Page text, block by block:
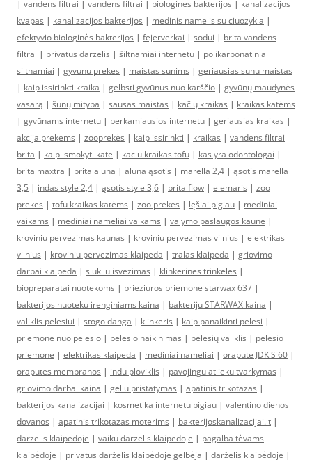
| vandens filtrai | vandens filtrai | biologinės bakterijos | kanalizacijos
kvapas | kanalizacijos bakterijos | medinis namelis su ciuozykla |
efektyvio biologinės bakterijos | fejerverkai | sodui | brita vandens
filtrai | privatus darzelis | šiltnamiai internetu | polikarbonatiniai
siltnamiai | gyvunu prekes | maistas sunims | geriausias sunu maistas
| kaip issirinkti kraika | gelbsti gyvūnus nuo karščio | gyvūnų maudynės
vasarą | šunų mityba | sausas maistas | kačių kraikas | kraikas katėms
| gyvūnams internetu | perkamiausios internetu | geriausias kraikas |
akcija prekems | zooprekės | kaip issirinkti | kraikas | vandens filtrai
brita | kaip ismokyti kate | kaciu kraikas tofu | kas yra odontologai |
brita maxtra | brita aluna | aluna ąsotis | marella 2,4 | ąsotis marella
3,5 | indas style 2,4 | ąsotis style 3,6 | brita flow | elemaris | zoo
prekes | tofu kraikas katėms | zoo prekes | lęšiai pigiau | mediniai
vaikams | mediniai nameliai vaikams | valymo paslaugos kaune |
kroviniu pervezimas kaunas | kroviniu pervezimas vilnius | elektrikas
vilnius | kroviniu pervezimas klaipeda | tralas klaipeda | griovimo
darbai klaipeda | siukliu isvezimas | klinkerines trinkeles |
biopreparatai nuotekoms | prieziuros priemone starwax 637 |
bakterijos nuoteku irenginiams kaina | bakteriju STARWAX kaina |
valiklis pelesiui | stogo danga | klinkeris | kaip panaikinti pelesi |
priemone nuo pelesio | pelesio naikinimas | pelesių valiklis | pelesio
priemone | elektrikas klaipeda | mediniai nameliai | orapute JDK S 60 |
oraputes membranos | indu ploviklis | pavojingu atlieku tvarkymas |
griovimo darbai kaina | geliu pristatymas | apatinis trikotazas |
bakterijos kanalizacijai | kosmetika internetu pigiau | valentino dienos
dovanos | apatinis trikotazas moterims | bakterijoskanalizacijai.lt |
darzelis klaipedoje | vaiku darzelis klaipedoje | pagalba tėvams
klaipėdoje | privatus darželis klaipėdoje gelbėja | darželis klaipėdoje |